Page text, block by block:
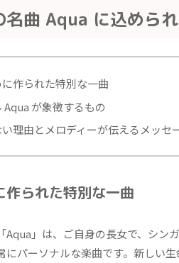
名曲 Aqua に込めら
作られた特別な一曲
Aqua が象徴するもの
理由とメロディーが伝えるメッセ
作られた特別な一曲
Aqua」は、ご自身の長女で、シン
にパーソナルな楽曲です。新しい